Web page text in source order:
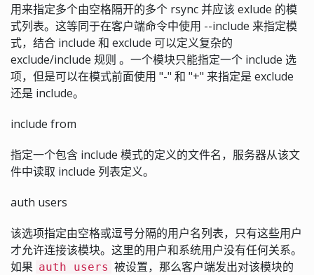
用来指定多个由空格隔开的多个 rsync 并应该 exlude 的模
式列表。这等同于在客户端命令中使用 --include 来指定模
式，结合 include 和 exclude 可以定义复杂的
exclude/include 规则 。一个模块只能指定一个 include 选
项，但是可以在模式前面使用 "-" 和 "+" 来指定是 exclude
还是 include。
include from
指定一个包含 include 模式的定义的文件名，服务器从该文
件中读取 include 列表定义。
auth users
该选项指定由空格或逗号分隔的用户名列表，只有这些用户
才允许连接该模块。这里的用户和系统用户没有任何关系。
如果 auth users 被设置，那么客户端发出对该模块的